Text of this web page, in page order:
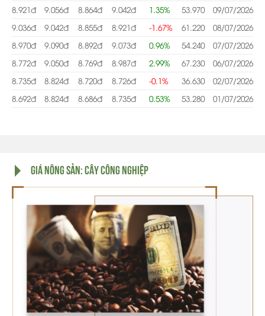
8.921đ
9.056đ 8.864đ 9.042đ 1.35% 53.970
09/07/2026
9.036đ
9.042đ 8.855đ 8.921đ -1.67% 61.220
08/07/2026
8.970đ
9.090đ 8.892đ 9.073đ 0.96% 54.240
07/07/2026
8.772đ
9.050đ 8.769đ 8.987đ 2.99% 67.230
06/07/2026
8.735đ
8.824đ 8.720đ 8.726đ -0.1% 36.630
02/07/2026
8.692đ
8.824đ 8.686đ 8.735đ 0.53% 53.280 01/07/2026
GIÁ NÔNG SẢN: CÂY CÔNG NGHIỆP